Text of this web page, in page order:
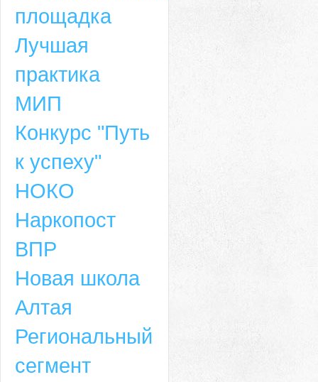
площадка
Лучшая
практика
МИП
Конкурс "Путь
к успеху"
НОКО
Наркопост
ВПР
Новая школа
Алтая
Региональный
сегмент